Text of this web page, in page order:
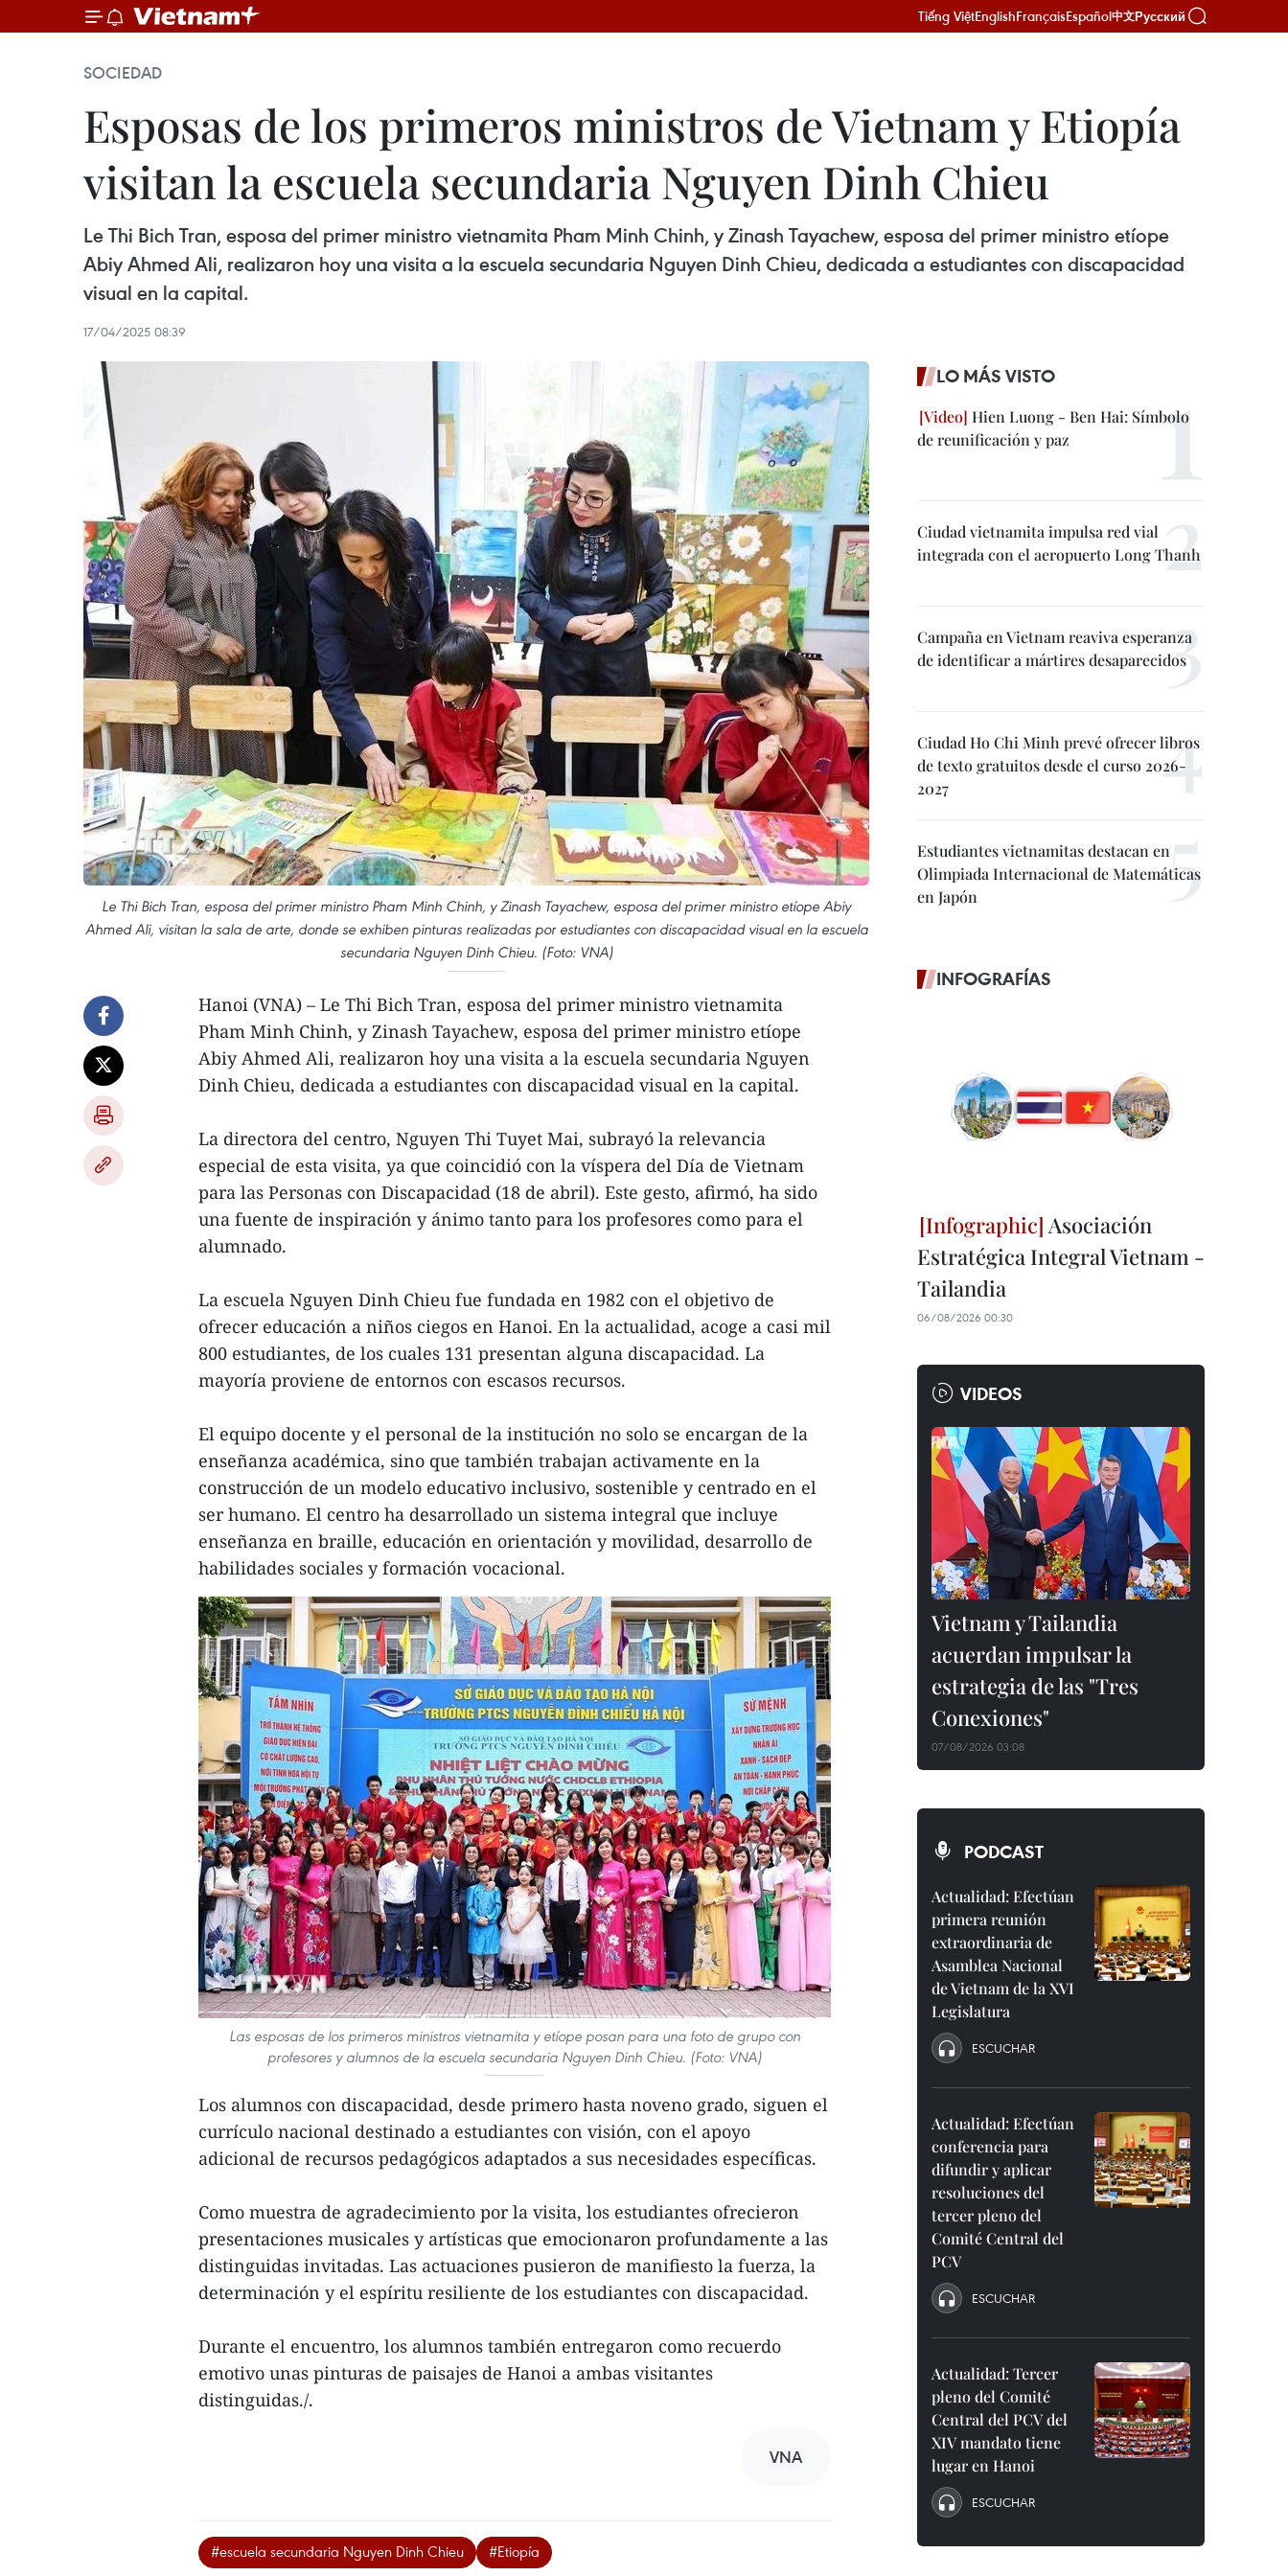
Tiếng ViệtEnglishFrançaisEspañol中文Русский
SOCIEDAD
Esposas de los primeros ministros de Vietnam y Etiopía
visitan la escuela secundaria Nguyen Dinh Chieu
Le Thi Bich Tran, esposa del primer ministro vietnamita Pham Minh Chinh, y Zinash Tayachew, esposa del primer ministro etíope
Abiy Ahmed Ali, realizaron hoy una visita a la escuela secundaria Nguyen Dinh Chieu, dedicada a estudiantes con discapacidad
visual en la capital.
17/04/2025 08:39
Le Thi Bich Tran, esposa del primer ministro Pham Minh Chinh, y Zinash Tayachew, esposa del primer ministro etíope Abiy
Ahmed Ali, visitan la sala de arte, donde se exhiben pinturas realizadas por estudiantes con discapacidad visual en la escuela
secundaria Nguyen Dinh Chieu. (Foto: VNA)
Hanoi (VNA) – Le Thi Bich Tran, esposa del primer ministro vietnamita
Pham Minh Chinh, y Zinash Tayachew, esposa del primer ministro etíope
Abiy Ahmed Ali, realizaron hoy una visita a la escuela secundaria Nguyen
Dinh Chieu, dedicada a estudiantes con discapacidad visual en la capital.
La directora del centro, Nguyen Thi Tuyet Mai, subrayó la relevancia
especial de esta visita, ya que coincidió con la víspera del Día de Vietnam
para las Personas con Discapacidad (18 de abril). Este gesto, afirmó, ha sido
una fuente de inspiración y ánimo tanto para los profesores como para el
alumnado.
La escuela Nguyen Dinh Chieu fue fundada en 1982 con el objetivo de
ofrecer educación a niños ciegos en Hanoi. En la actualidad, acoge a casi mil
800 estudiantes, de los cuales 131 presentan alguna discapacidad. La
mayoría proviene de entornos con escasos recursos.
El equipo docente y el personal de la institución no solo se encargan de la
enseñanza académica, sino que también trabajan activamente en la
construcción de un modelo educativo inclusivo, sostenible y centrado en el
ser humano. El centro ha desarrollado un sistema integral que incluye
enseñanza en braille, educación en orientación y movilidad, desarrollo de
habilidades sociales y formación vocacional.
Las esposas de los primeros ministros vietnamita y etíope posan para una foto de grupo con
profesores y alumnos de la escuela secundaria Nguyen Dinh Chieu. (Foto: VNA)
Los alumnos con discapacidad, desde primero hasta noveno grado, siguen el
currículo nacional destinado a estudiantes con visión, con el apoyo
adicional de recursos pedagógicos adaptados a sus necesidades específicas.
Como muestra de agradecimiento por la visita, los estudiantes ofrecieron
presentaciones musicales y artísticas que emocionaron profundamente a las
distinguidas invitadas. Las actuaciones pusieron de manifiesto la fuerza, la
determinación y el espíritu resiliente de los estudiantes con discapacidad.
Durante el encuentro, los alumnos también entregaron como recuerdo
emotivo unas pinturas de paisajes de Hanoi a ambas visitantes
distinguidas./.
VNA
#escuela secundaria Nguyen Dinh Chieu #Etiopía
LO MÁS VISTO
Hien Luong - Ben Hai: Símbolo
de reunificación y paz
Ciudad vietnamita impulsa red vial
integrada con el aeropuerto Long Thanh
Campaña en Vietnam reaviva esperanza
de identificar a mártires desaparecidos
Ciudad Ho Chi Minh prevé ofrecer libros
de texto gratuitos desde el curso 2026-
2027
Estudiantes vietnamitas destacan en
Olimpiada Internacional de Matemáticas
en Japón
INFOGRAFÍAS
Asociación
Estratégica Integral Vietnam -
Tailandia
06/08/2026 00:30
VIDEOS
Vietnam y Tailandia
acuerdan impulsar la
estrategia de las "Tres
Conexiones"
07/08/2026 03:08
PODCAST
Actualidad: Efectúan
primera reunión
extraordinaria de
Asamblea Nacional
de Vietnam de la XVI
Legislatura
ESCUCHAR
Actualidad: Efectúan
conferencia para
difundir y aplicar
resoluciones del
tercer pleno del
Comité Central del
PCV
ESCUCHAR
Actualidad: Tercer
pleno del Comité
Central del PCV del
XIV mandato tiene
lugar en Hanoi
ESCUCHAR